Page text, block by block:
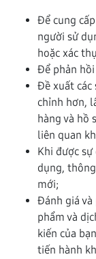
Để cung
người sử
hoặc xác
Để phản
Đề xuất các
chỉnh hơn,
hàng và hồ
liên quan
Khi được
dụng,
mới;
Đánh giá
phẩm và
kiến của
tiến hành